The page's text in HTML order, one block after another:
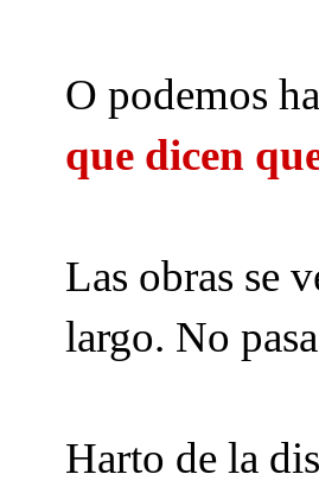
O podemos
que dicen
Las obras se
largo. No
Harto de la